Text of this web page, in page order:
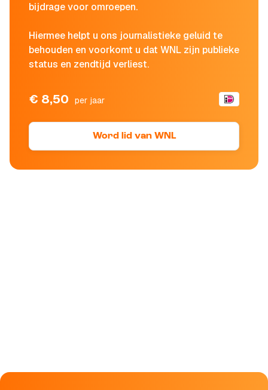
bijdrage voor omroepen.
Hiermee helpt u ons journalistieke geluid te
behouden en voorkomt u dat WNL zijn publieke
status en zendtijd verliest.
€ 8,50 per jaar
Word lid van WNL